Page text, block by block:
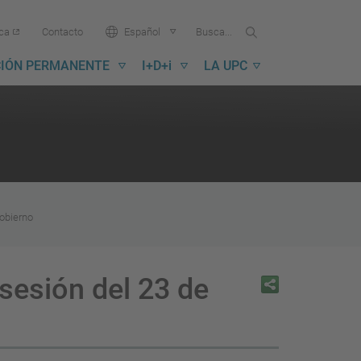
Contacto Idioma:Español
Buscar
UPC
PERMANENTE I+D+i LA UPC
del 23 de